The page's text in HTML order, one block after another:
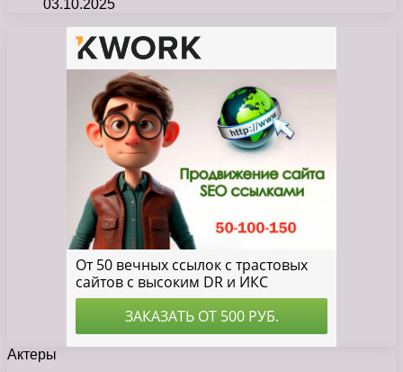
03.10.2025
Актеры